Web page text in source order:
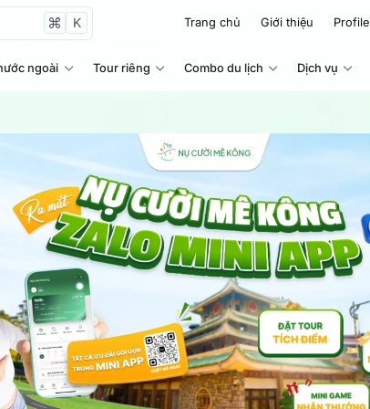
K Trang chủ Giới thiệu Profile
ngoài Tour riêng Combo du lịch Dịch vụ